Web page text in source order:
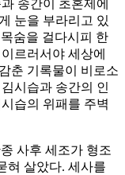
송간이 초혼제에
눈을 부라리고 있
숨을 걸다시피 한
르러서야 세상에
춘 기록물이 비로소
시습과 송간의 인
습의 위패를 주벽
사후 세조가 형조
혀 살았다. 세사를